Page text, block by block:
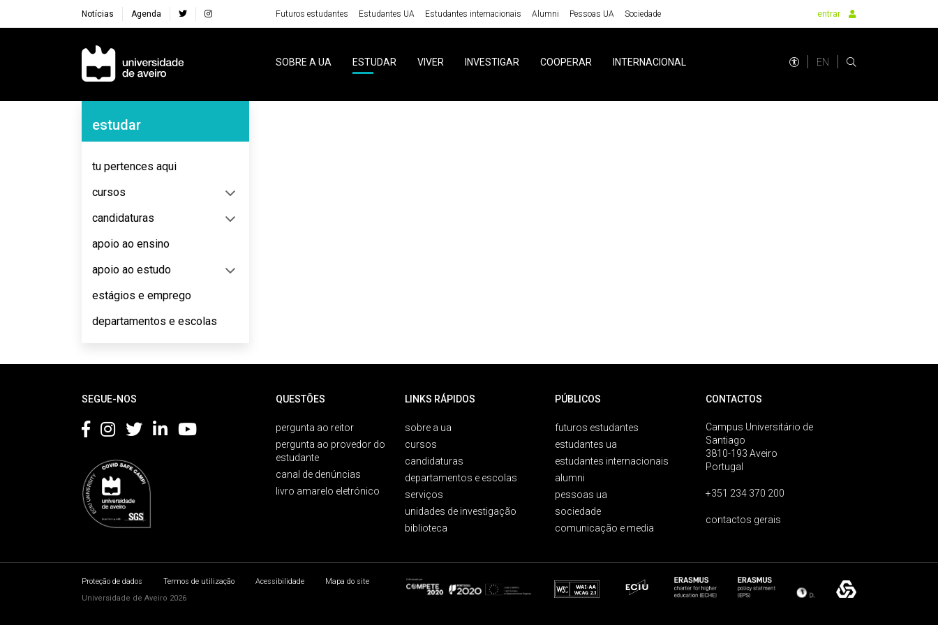
Notícias Agenda Futuros estudantes Estudantes UA Estudantes internacionais Alumni Pessoas UA Sociedade entrar
Navegação Principal
SOBRE A UA ESTUDAR VIVER INVESTIGAR COOPERAR INTERNACIONAL EN
Navegação Lateral
estudar
tu pertences aqui
cursos
candidaturas
apoio ao ensino
apoio ao estudo
estágios e emprego
departamentos e escolas
SEGUE-NOS QUESTÕES
pergunta ao reitor
pergunta ao provedor do
estudante
canal de denúncias
livro amarelo eletrónico
LINKS RÁPIDOS
sobre a ua
cursos
candidaturas
departamentos e escolas
serviços
unidades de investigação
biblioteca
PÚBLICOS
futuros estudantes
estudantes ua
estudantes internacionais
alumni
pessoas ua
sociedade
comunicação e media
CONTACTOS
Campus Universitário de
Santiago
3810-193 Aveiro
Portugal
+351 234 370 200
contactos gerais
Proteção de dados Termos de utilização Acessibilidade
Mapa do site
Universidade de Aveiro 2026